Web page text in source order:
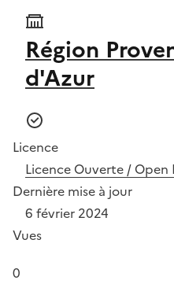
Région
d'Azur
Licence
Licence Ouverte / Open
Dernière mise à jour
6 février 2024
Vues
0